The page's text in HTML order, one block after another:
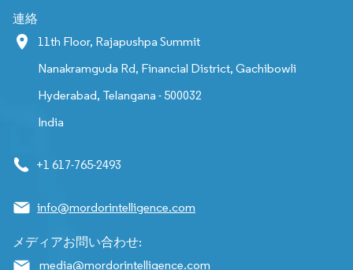
連絡
11th Floor, Rajapushpa Summit
Nanakramguda Rd, Financial District, Gachibowli
Hyderabad, Telangana - 500032
India
+1 617-765-2493
info@mordorintelligence.com
メディアお問い合わせ:
media@mordorintelligence.com